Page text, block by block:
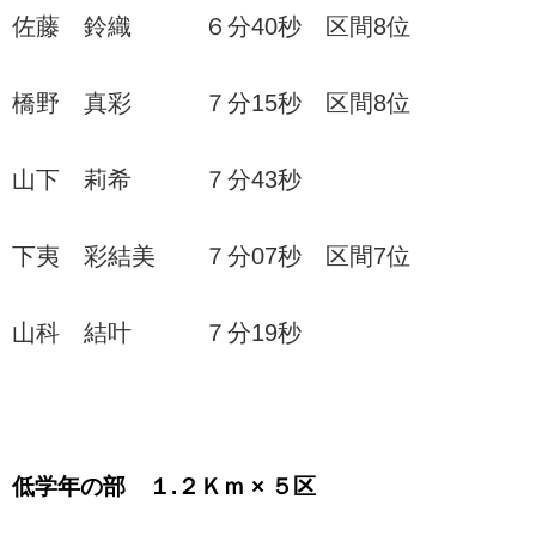
佐藤 鈴織 ６分40秒 区間8位
橋野 真彩 ７分15秒 区間8位
山下 莉希 ７分43秒
下夷 彩結美 ７分07秒 区間7位
山科 結叶 ７分19秒
低学年の部 １.２Ｋｍ × ５区